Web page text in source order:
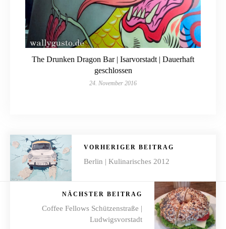
The Drunken Dragon Bar | Isarvorstadt | Dauerhaft
geschlossen
24. November 2016
VORHERIGER BEITRAG
Berlin | Kulinarisches 2012
NÄCHSTER BEITRAG
Coffee Fellows Schützenstraße |
Ludwigsvorstadt